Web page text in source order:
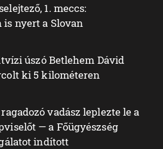
1. meccs:
is nyert a Slovan
úszó Betlehem Dávid
ki 5 kilométeren
vadász leplezte le a
— a Főügyészség
indított